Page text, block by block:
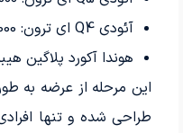
آئودی Q4 ای ترون: 9,890,000,000 تومان -
هوندا آکورد پلاگین هیبرید:
این مرحله از عرضه به
طراحی شده و تنها